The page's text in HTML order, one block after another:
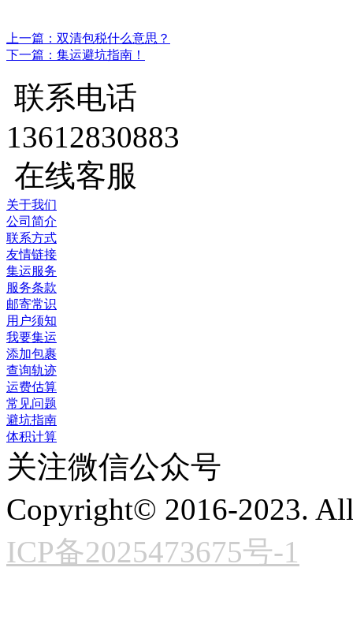
上一篇：双清包税什么意思？
下一篇：集运避坑指南！
联系电话
13612830883
在线客服
关于我们
公司简介
联系方式
友情链接
集运服务
服务条款
邮寄常识
用户须知
我要集运
添加包裹
查询轨迹
运费估算
常见问题
避坑指南
体积计算
关注微信公众号
Copyright© 2016-2023.
ICP备2025473675号-1